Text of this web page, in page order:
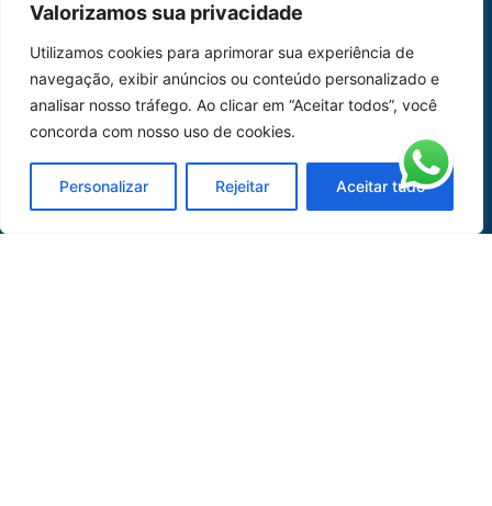
Valorizamos sua privacidade
Utilizamos cookies para aprimorar sua experiência de
navegação, exibir anúncios ou conteúdo personalizado e
analisar nosso tráfego. Ao clicar em “Aceitar todos”, você
concorda com nosso uso de cookies.
Personalizar Rejeitar Aceitar tudo
Peças
Catálogo de Aplicações
Oficina de Mangueiras